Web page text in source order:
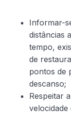
Informar-
distâncias
tempo,
de
pontos de
descanso;
Respeitar
velocidade